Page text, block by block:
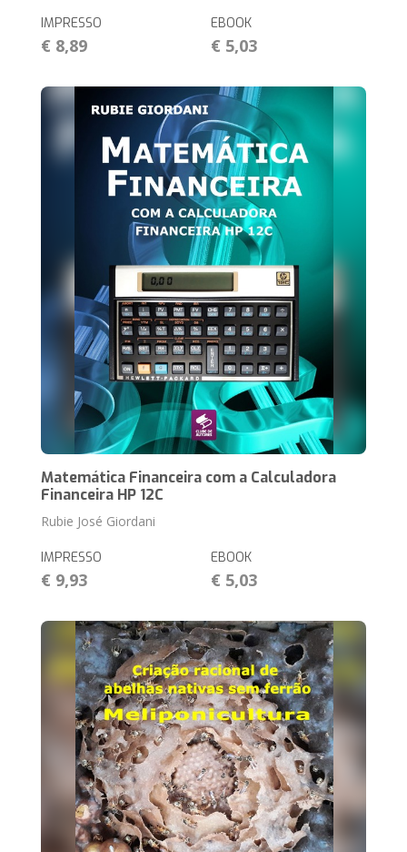
IMPRESSO
€ 8,89
EBOOK
€ 5,03
Matemática Financeira com a Calculadora
Financeira HP 12C
Rubie José Giordani
IMPRESSO
€ 9,93
EBOOK
€ 5,03